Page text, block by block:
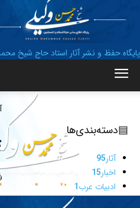
پایگاه حفظ و نشر آثار استاد حاج شیخ
▤دسته‌بندی‌ها
آثار95
اخبار15
ادبیات عرب1